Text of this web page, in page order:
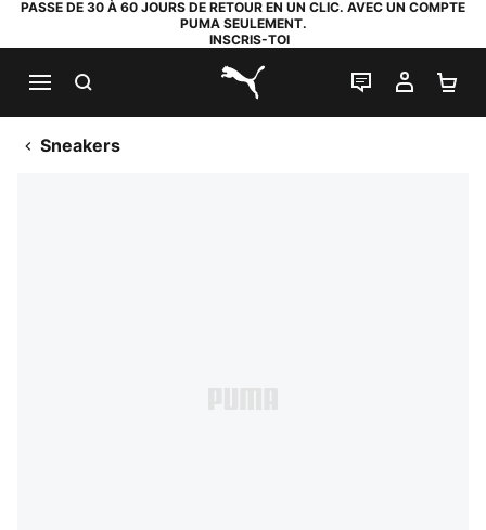
PASSE DE 30 À 60 JOURS DE RETOUR EN UN CLIC. AVEC UN COMPTE
PUMA SEULEMENT.
INSCRIS-TOI
PUMA.com
LIVE CHAT
MON
Sneakers